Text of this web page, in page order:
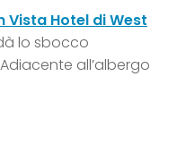
Vista Hotel di West
lo sbocco
all’albergo